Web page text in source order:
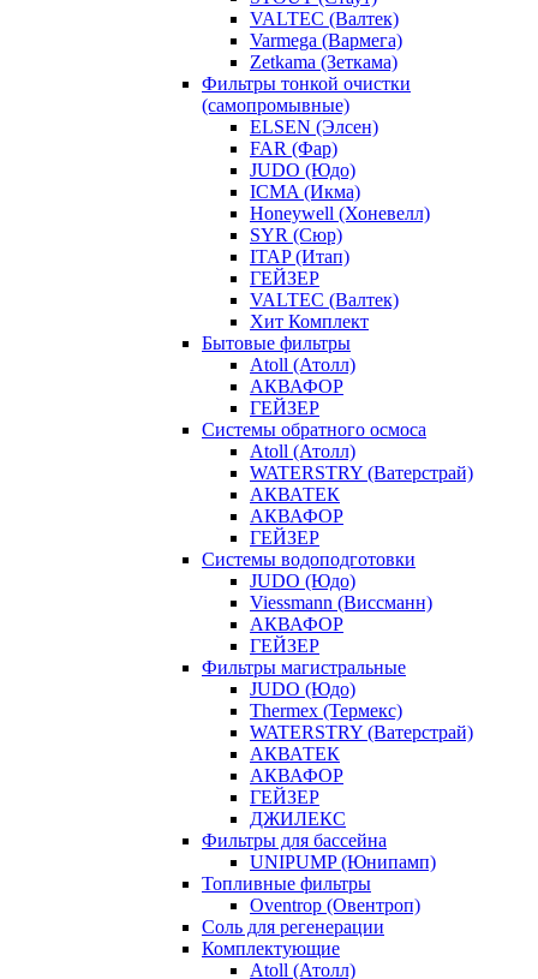
VALTEC (Валтек)
Varmega (Вармега)
Zetkama (Зеткама)
Фильтры тонкой очистки
(самопромывные)
ELSEN (Элсен)
FAR (Фар)
JUDO (Юдо)
ICMA (Икма)
Honeywell (Хоневелл)
SYR (Сюр)
ITAP (Итап)
ГЕЙЗЕР
VALTEC (Валтек)
Хит Комплект
Бытовые фильтры
Atoll (Атолл)
АКВАФОР
ГЕЙЗЕР
Системы обратного осмоса
Atoll (Атолл)
WATERSTRY (Ватерстрай)
АКВАТЕК
АКВАФОР
ГЕЙЗЕР
Системы водоподготовки
JUDO (Юдо)
Viessmann (Виссманн)
АКВАФОР
ГЕЙЗЕР
Фильтры магистральные
JUDO (Юдо)
Thermex (Термекс)
WATERSTRY (Ватерстрай)
АКВАТЕК
АКВАФОР
ГЕЙЗЕР
ДЖИЛЕКС
Фильтры для бассейна
UNIPUMP (Юнипамп)
Топливные фильтры
Oventrop (Овентроп)
Соль для регенерации
Комплектующие
Atoll (Атолл)